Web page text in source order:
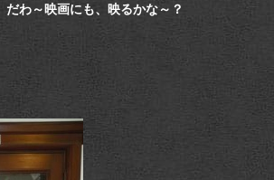
だわ～映画にも、映るかな～？